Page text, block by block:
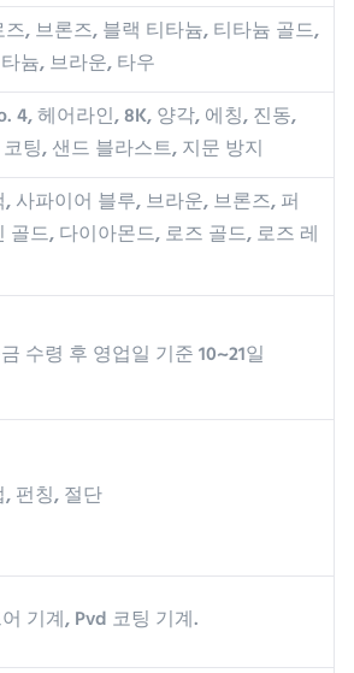
, 브론즈, 블랙 티타늄, 티타늄 골드,
늄, 브라운, 타우
4, 헤어라인, 8K, 양각, 에칭, 진동,
팅, 샌드 블라스트, 지문 방지
사파이어 블루, 브라운, 브론즈, 퍼
골드, 다이아몬드, 로즈 골드, 로즈 레
수령 후 영업일 기준 10~21일
펀칭, 절단
기계, Pvd 코팅 기계.